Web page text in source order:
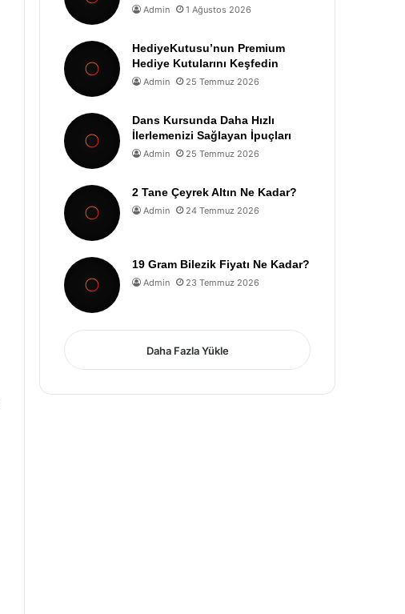
Admin 1 Ağustos 2026
HediyeKutusu’nun Premium
Hediye Kutularını Keşfedin
Admin 25 Temmuz 2026
Dans Kursunda Daha Hızlı
İlerlemenizi Sağlayan İpuçları
Admin 25 Temmuz 2026
2 Tane Çeyrek Altın Ne Kadar?
Admin 24 Temmuz 2026
19 Gram Bilezik Fiyatı Ne Kadar?
Admin 23 Temmuz 2026
Daha Fazla Yükle